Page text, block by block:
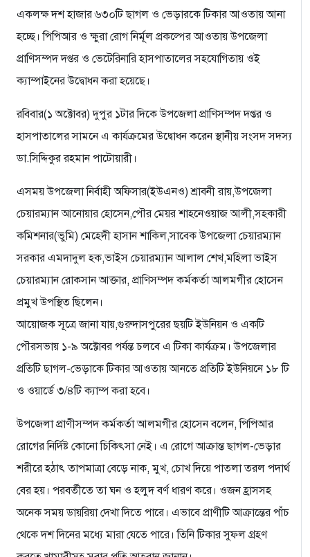
একলক্ষ দশ হাজার ৬৩০টি ছাগল ও ভেড়ারকে টিকার আওতায় আনা
হচ্ছে। পিপিআর ও ক্ষুরা রোগ নির্মূল প্রকল্পের আওতায় উপজেলা
প্রাণিসম্পদ দপ্তর ও ভেটেরিনারি হাসপাতালের সহযোগিতায় ওই
ক্যাম্পাইনের উদ্বোধন করা হয়েছে।
রবিবার(১ অক্টোবর) দুপুর ১টার দিকে উপজেলা প্রাণিসম্পদ দপ্তর ও
হাসপাতালের সামনে এ কার্যক্রমের উদ্বোধন করেন স্থানীয় সংসদ সদস্য
ডা.সিদ্দিকুর রহমান পাটোয়ারী।
এসময় উপজেলা নির্বাহী অফিসার(ইউএনও) শ্রাবনী রায়,উপজেলা
চেয়ারম্যান আনোয়ার হোসেন,পৌর মেয়র শাহনেওয়াজ আলী,সহকারী
কমিশনার(ভুমি) মেহেদী হাসান শাকিল,সাবেক উপজেলা চেয়ারম্যান
সরকার এমদাদুল হক,ভাইস চেয়ারম্যান আলাল শেখ,মহিলা ভাইস
চেয়ারম্যান রোকসান আক্তার, প্রাণিসম্পদ কর্মকর্তা আলমগীর হোসেন
প্রমুখ উপস্থিত ছিলেন।
আয়োজক সূত্রে জানা যায়,গুরুদাসপুরের ছয়টি ইউনিয়ন ও একটি
পৌরসভায় ১-৯ অক্টোবর পর্যন্ত চলবে এ টিকা কার্যক্রম। উপজেলার
প্রতিটি ছাগল-ভেড়াকে টিকার আওতায় আনতে প্রতিটি ইউনিয়নে ১৮ টি
ও ওয়ার্ডে ৩/৪টি ক্যাম্প করা হবে।
উপজেলা প্রাণীসম্পদ কর্মকর্তা আলমগীর হোসেন বলেন, পিপিআর
রোগের নির্দিষ্ট কোনো চিকিৎসা নেই। এ রোগে আক্রান্ত ছাগল-ভেড়ার
শরীরে হঠাৎ তাপমাত্রা বেড়ে নাক, মুখ, চোখ দিয়ে পাতলা তরল পদার্থ
বের হয়। পরবর্তীতে তা ঘন ও হলুদ বর্ণ ধারণ করে। ওজন হ্রাসসহ
অনেক সময় ডায়রিয়া দেখা দিতে পারে। এভাবে প্রাণীটি আক্রান্তের পাঁচ
থেকে দশ দিনের মধ্যে মারা যেতে পারে। তিনি টিকার সুফল গ্রহণ